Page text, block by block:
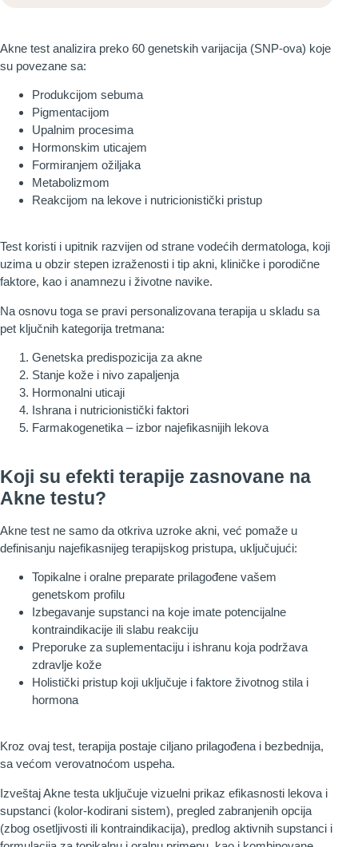
Akne test analizira preko 60 genetskih varijacija (SNP-ova) koje
su povezane sa:
Produkcijom sebuma
Pigmentacijom
Upalnim procesima
Hormonskim uticajem
Formiranjem ožiljaka
Metabolizmom
Reakcijom na lekove i nutricionistički pristup
Test koristi i upitnik razvijen od strane vodećih dermatologa, koji
uzima u obzir stepen izraženosti i tip akni, kliničke i porodične
faktore, kao i anamnezu i životne navike.
Na osnovu toga se pravi personalizovana terapija u skladu sa
pet ključnih kategorija tretmana:
Genetska predispozicija za akne
Stanje kože i nivo zapaljenja
Hormonalni uticaji
Ishrana i nutricionistički faktori
Farmakogenetika – izbor najefikasnijih lekova
Koji su efekti terapije zasnovane na
Akne testu?
Akne test ne samo da otkriva uzroke akni, već pomaže u
definisanju najefikasnijeg terapijskog pristupa, uključujući:
Topikalne i oralne preparate prilagođene vašem
genetskom profilu
Izbegavanje supstanci na koje imate potencijalne
kontraindikacije ili slabu reakciju
Preporuke za suplementaciju i ishranu koja podržava
zdravlje kože
Holistički pristup koji uključuje i faktore životnog stila i
hormona
Kroz ovaj test, terapija postaje ciljano prilagođena i bezbednija,
sa većom verovatnoćom uspeha.
Izveštaj Akne testa uključuje vizuelni prikaz efikasnosti lekova i
supstanci (kolor-kodirani sistem), pregled zabranjenih opcija
(zbog osetljivosti ili kontraindikacija), predlog aktivnih supstanci i